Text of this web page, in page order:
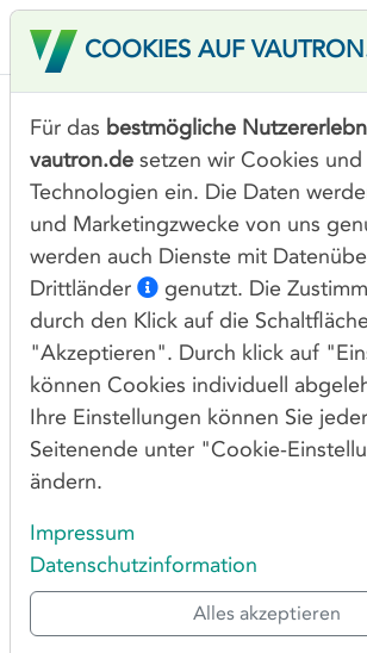
(Domain Transfer)
LÖSCHUNG
(Domain Close)
(Domain Restore)
Diese Seite und Ihre
derzeit bei der Vautron
gehostetwerden!
COOKIES AUF
Für das bestmögliche
vautron.de setzen wir Cookies
Technologien ein. Die Daten
und Marketingzwecke von uns
werden auch Dienste mit
Drittländer
genutzt. Die
durch den Klick auf die
"Akzeptieren". Durch klick auf
können Cookies individuell
Ihre Einstellungen können Sie
Seitenende unter "Cookie-
ändern.
Impressum
Datenschutzinformation
Alles akzeptieren